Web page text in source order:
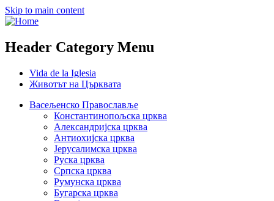
Skip to main content
Header Category Menu
Vida de la Iglesia
Животът на Църквата
Васељенско Православље
Константинопољска црква
Александријска црква
Антиохијска црква
Јерусалимска црква
Руска црква
Српска црква
Румунска црква
Бугарска црква